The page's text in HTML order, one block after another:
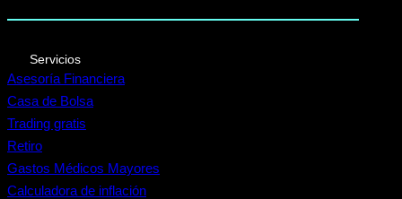
Servicios
Asesoría Financiera
Casa de Bolsa
Trading gratis
Retiro
Gastos Médicos Mayores
Calculadora de inflación